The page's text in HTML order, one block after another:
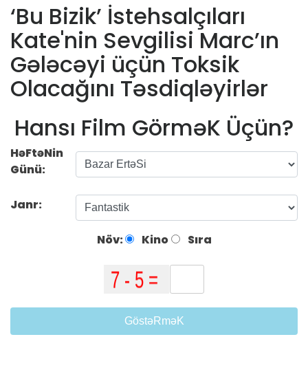
‘Bu Bizik’ İstehsalçıları
Kate'nin Sevgilisi Marc’ın
Gələcəyi üçün Toksik
Olacağını Təsdiqləyirlər
Hansı Film GörməK Üçün?
HəFtəNin
Günü:
Janr:
Növ: Kino Sıra
GöstəRməK